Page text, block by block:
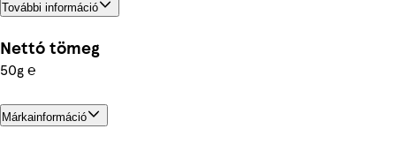
További információ
Nettó tömeg
50g ℮
Márkainformáció